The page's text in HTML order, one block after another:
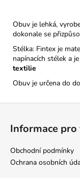
Obuv je lehká,
dokonale se
Stélka: Fintex je
napínacích stélek a
textilie
Obuv je určena do
Informace pro
Obchodní podmínky
Ochrana osobních